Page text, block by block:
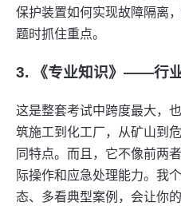
保护装置如何实现故障隔离
题时抓住重点。
3. 《专业知识》——行
这是整套考试中跨度最大，
筑施工到化工厂，从矿山到
同特点。而且，它不像前两
际操作和应急处理能力。我
态、多看典型案例，会让你